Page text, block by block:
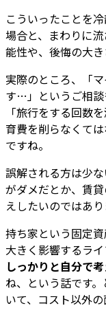
こういったことを
場合と、まわりに
能性や、後悔の大き
実際のところ、「
す…」というご相談
「旅行をする回数
育費を削らなくて
ですね。
誤解される方は少
がダメだとか、賃
えしたいのではあり
持ち家という固定
大きく影響するライ
しっかりと自分で
ね、という話です
いて、コスト以外の